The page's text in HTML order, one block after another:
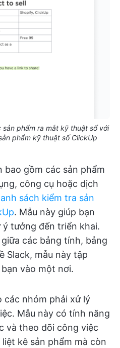
phẩm ra mắt kỹ thuật số với
phẩm kỹ thuật số ClickUp
bao gồm các sản phẩm
công cụ hoặc dịch
sách kiểm tra sản
. Mẫu này giúp bạn
tưởng đến triển khai.
các bảng tính, bảng
Slack, mẫu này tập
vào một nơi.
các nhóm phải xử lý
Mẫu này có tính năng
và theo dõi công việc
kê sản phẩm mà còn